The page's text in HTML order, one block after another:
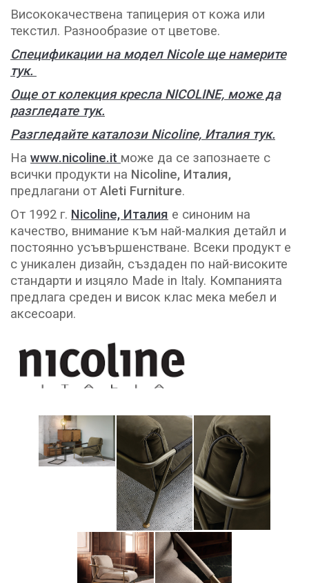
Висококачествена тапицерия от кожа или
текстил. Разнообразие от цветове.
Спецификации на модел Nicole ще намерите
тук.
Още от колекция кресла NICOLINE, може да
разгледате тук.
Разгледайте каталози Nicoline, Италия тук.
На www.nicoline.it може да се запознаете с
всички продукти на Nicoline, Италия,
предлагани от Aleti Furniture.
От 1992 г. Nicoline, Италия е синоним на
качество, внимание към най-малкия детайл и
постоянно усъвършенстване. Всеки продукт е
с уникален дизайн, създаден по най-високите
стандарти и изцяло Made in Italy. Компанията
предлага среден и висок клас мека мебел и
аксесоари.